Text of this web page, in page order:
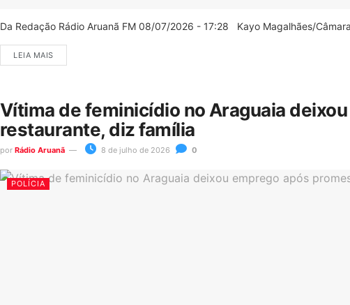
Da Redação Rádio Aruanã FM 08/07/2026 - 17:28 Kayo Magalhães/
LEIA MAIS
Vítima de feminicídio no Araguaia
restaurante, diz família
por Rádio Aruanã 8 de julho de 2026 0
POLÍCIA